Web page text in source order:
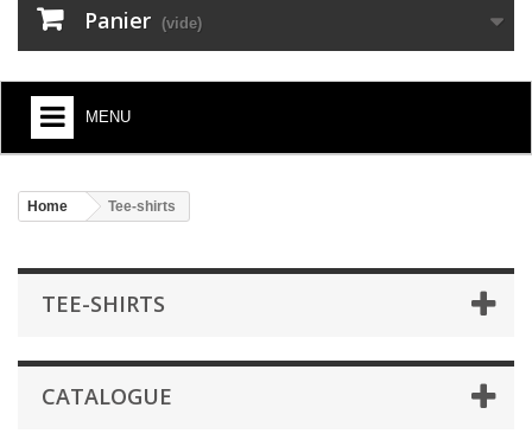
Panier (vide)
MENU
Home Tee-shirts
TEE-SHIRTS
CATALOGUE